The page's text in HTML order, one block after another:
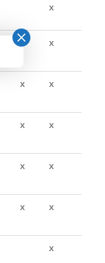
x
x
x x
x x
x x
x x
x